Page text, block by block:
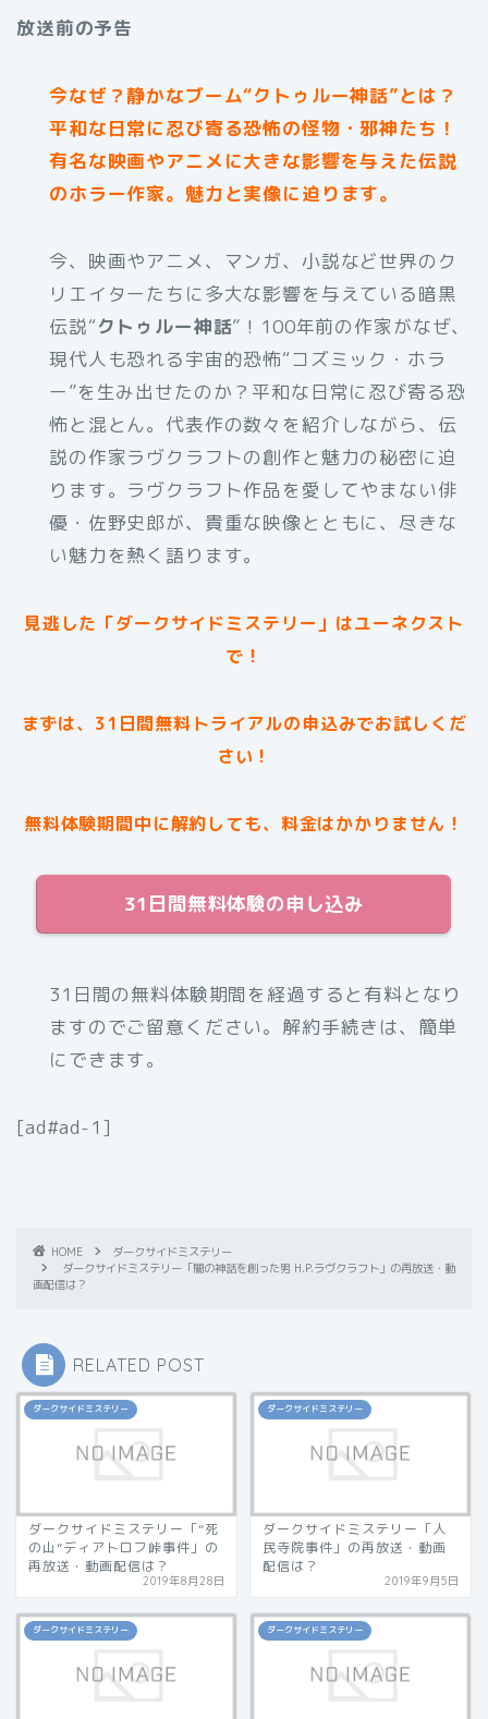
放送前の予告
今なぜ？静かなブーム“クトゥルー神話”とは？
平和な日常に忍び寄る恐怖の怪物・邪神たち！
有名な映画やアニメに大きな影響を与えた伝説
のホラー作家。魅力と実像に迫ります。
今、映画やアニメ、マンガ、小説など世界のク
リエイターたちに多大な影響を与えている暗黒
伝説“クトゥルー神話”！100年前の作家がなぜ、
現代人も恐れる宇宙的恐怖“コズミック・ホラ
ー”を生み出せたのか？平和な日常に忍び寄る恐
怖と混とん。代表作の数々を紹介しながら、伝
説の作家ラヴクラフトの創作と魅力の秘密に迫
ります。ラヴクラフト作品を愛してやまない俳
優・佐野史郎が、貴重な映像とともに、尽きな
い魅力を熱く語ります。
見逃した「ダークサイドミステリー」はユーネクスト
で！
まずは、31日間無料トライアルの申込みでお試しくだ
さい！
無料体験期間中に解約しても、料金はかかりません！
31日間無料体験の申し込み
31日間の無料体験期間を経過すると有料となり
ますのでご留意ください。解約手続きは、簡単
にできます。
[ad#ad-1]
HOME
ダークサイドミステリー
ダークサイドミステリー「闇の神話を創った男 H.P.ラヴクラフト」の再放送・動
画配信は？
RELATED POST
ダークサイドミステリー
ダークサイドミステリー「“死
の山”ディアトロフ峠事件」の
再放送・動画配信は？
2019年8月28日
ダークサイドミステリー
ダークサイドミステリー「人
民寺院事件」の再放送・動画
配信は？
2019年9月5日
ダークサイドミステリー ダークサイドミステリー